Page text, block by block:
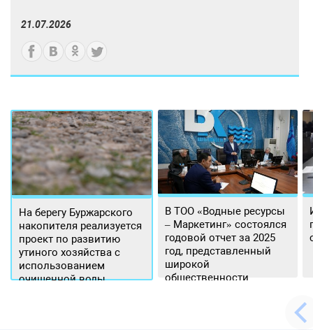
21.07.2026
На берегу Буржарского
накопителя реализуется
проект по развитию
утиного хозяйства с
использованием
очищенной воды
В ТОО «Водные ресурсы
– Маркетинг» состоялся
годовой отчет за 2025
год, представленный
широкой
общественности.